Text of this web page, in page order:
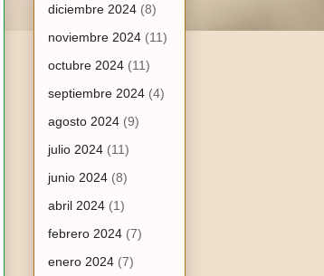
diciembre 2024 (8)
noviembre 2024 (11)
octubre 2024 (11)
septiembre 2024 (4)
agosto 2024 (9)
julio 2024 (11)
junio 2024 (8)
abril 2024 (1)
febrero 2024 (7)
enero 2024 (7)